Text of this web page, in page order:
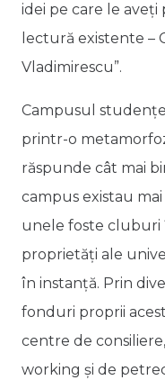
idei pe care le
lectură existente –
Vladimirescu”.
Campusul
printr-o
răspunde cât mai
campus existau
unele foste cluburi
proprietăți ale
în instanță. Prin
fonduri proprii
centre de
working și de